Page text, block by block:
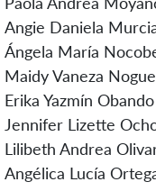
Angie Daniela
Ángela María
Maidy Vaneza
Erika Yazmín
Jennifer Lizette
Lilibeth Andrea
Angélica Lucía